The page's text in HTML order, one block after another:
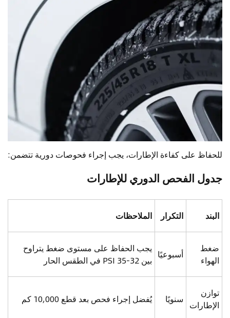
للحفاظ على كفاءة الإطارات، يجب إجراء فحوصات دورية تتضمن:
جدول الفحص الدوري للإطارات
البند التكرار الملاحظات
ضغط
الهواء
أسبوعيًا يجب الحفاظ على مستوى ضغط يتراوح
بين 32-35 PSI في الطقس الحار
توازن
الإطارات سنويًا يُفضل إجراء فحص بعد قطع 10,000 كم